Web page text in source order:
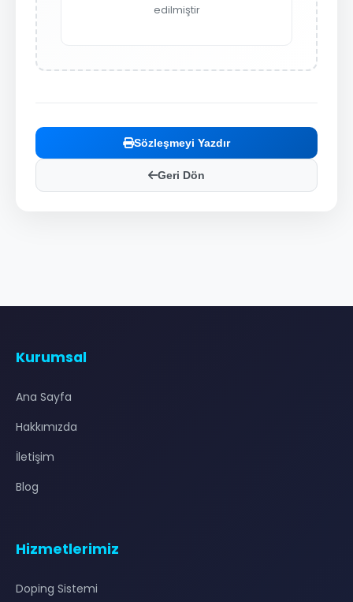
edilmiştir
Sözleşmeyi Yazdır
Geri Dön
Kurumsal
Ana Sayfa
Hakkımızda
İletişim
Blog
Hizmetlerimiz
Doping Sistemi